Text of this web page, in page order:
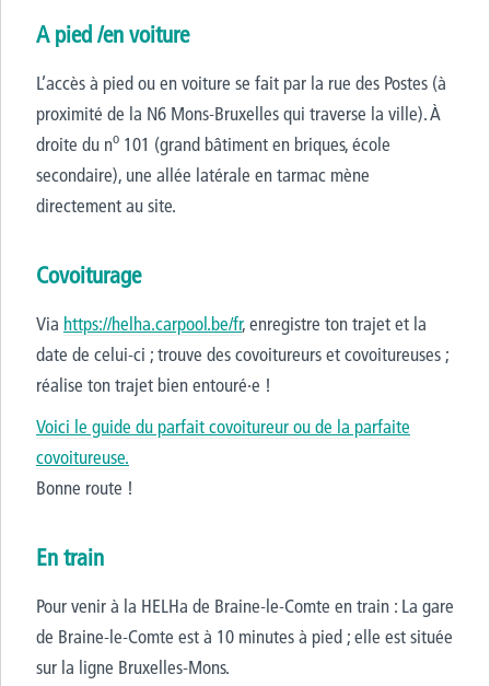
A pied /en voiture
L’accès à pied ou en voiture se fait par la rue des Postes (à
proximité de la N6 Mons-Bruxelles qui traverse la ville). À
droite du no 101 (grand bâtiment en briques, école
secondaire), une allée latérale en tarmac mène
directement au site.
Covoiturage
Via https://helha.carpool.be/fr, enregistre ton trajet et la
date de celui-ci ; trouve des covoitureurs et covoitureuses ;
réalise ton trajet bien entouré·e !
Voici le guide du parfait covoitureur ou de la parfaite
covoitureuse.
Bonne route !
En train
Pour venir à la HELHa de Braine-le-Comte en train : La gare
de Braine-le-Comte est à 10 minutes à pied ; elle est située
sur la ligne Bruxelles-Mons.